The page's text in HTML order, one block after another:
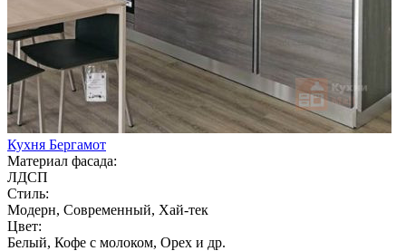
Кухня Бергамот
Материал фасада:
ЛДСП
Стиль:
Модерн, Современный, Хай-тек
Цвет:
Белый, Кофе с молоком, Орех и др.